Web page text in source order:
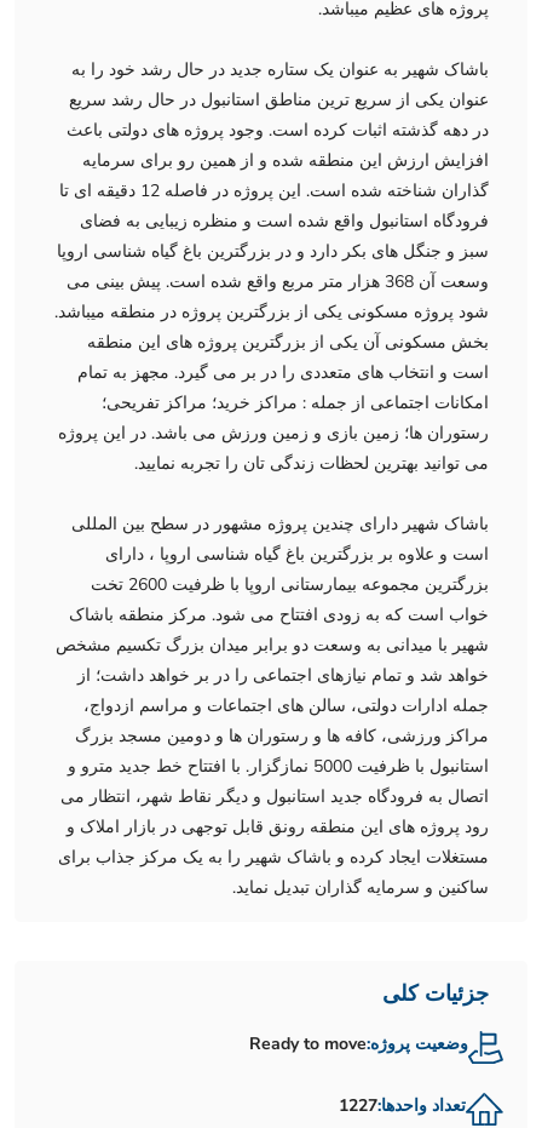
پروژه های عظیم میباشد.
باشاک شهیر به عنوان یک ستاره جدید در حال رشد خود را به
عنوان یکی از سریع ترین مناطق استانبول در حال رشد سریع
در دهه گذشته اثبات کرده است. وجود پروژه های دولتی باعث
افزایش ارزش این منطقه شده و از همین رو برای سرمایه
گذاران شناخته شده است. این پروژه در فاصله 12 دقیقه ای تا
فرودگاه استانبول واقع شده است و منظره زیبایی به فضای
سبز و جنگل های بکر دارد و در بزرگترین باغ گیاه شناسی اروپا
وسعت آن 368 هزار متر مربع واقع شده است. پیش بینی می
شود پروژه مسکونی یکی از بزرگترین پروژه در منطقه میباشد.
بخش مسکونی آن یکی از بزرگترین پروژه های این منطقه
است و انتخاب های متعددی را در بر می گیرد. مجهز به تمام
امکانات اجتماعی از جمله : مراکز خرید؛ مراکز تفریحی؛
رستوران ها؛ زمین بازی و زمین ورزش می باشد. در این پروژه
می توانید بهترین لحظات زندگی تان را تجربه نمایید.
باشاک شهیر دارای چندین پروژه مشهور در سطح بین المللی
است و علاوه بر بزرگترین باغ گیاه شناسی اروپا ، دارای
بزرگترین مجموعه بیمارستانی اروپا با ظرفیت 2600 تخت
خواب است که به زودی افتتاح می شود. مرکز منطقه باشاک
شهیر با میدانی به وسعت دو برابر میدان بزرگ تکسیم مشخص
خواهد شد و تمام نیازهای اجتماعی را در بر خواهد داشت؛ از
جمله ادارات دولتی، سالن های اجتماعات و مراسم ازدواج،
مراکز ورزشی، کافه ها و رستوران ها و دومین مسجد بزرگ
استانبول با ظرفیت 5000 نمازگزار. با افتتاح خط جدید مترو و
اتصال به فرودگاه جدید استانبول و دیگر نقاط شهر، انتظار می
رود پروژه های این منطقه رونق قابل توجهی در بازار املاک و
مستغلات ایجاد کرده و باشاک شهیر را به یک مرکز جذاب برای
ساکنین و سرمایه گذاران تبدیل نماید.
جزئیات کلی
وضعیت پروژه:Ready to move
تعداد واحدها:1227